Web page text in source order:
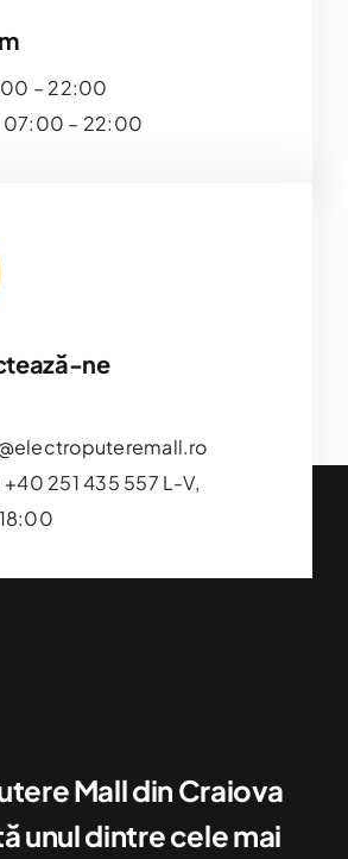
– 22:00
07:00 – 22:00
ne
+40 251 435 557 L-V,
Mall din Craiova
unul dintre cele mai